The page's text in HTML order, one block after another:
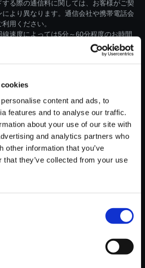
content and ads, to
features and to analyse our traffic.
about your use of our site with
and analytics partners who
other information that you’ve
that they’ve collected from your use
する際の通信料に関しては、お客様がご契
より異なります。通信会社や携帯電話会
用ください。
線速度によっては5分～60分程度のお時間
す。
イルのダウンロードの際には、通信環境
でお試しください。
【単曲】Street Fighter 6 Origin
al Soundtrack Kimberly - Chas
ing the Truth - 1